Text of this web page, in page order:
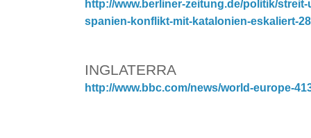
http://www.berliner-zeitung.de/politik/streit-
spanien-konflikt-mit-katalonien-eskaliert-
INGLATERRA
http://www.bbc.com/news/world-europe-